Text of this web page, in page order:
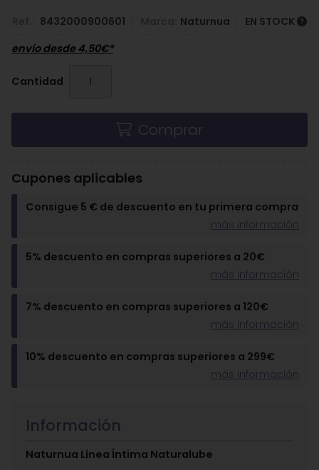
8432000900601 Naturnua
EN STOCK
envío desde4,50€*
Cantidad
Comprar
Cupones aplicables
Consigue 5 € de descuento en tu primera compra
más información
5% descuento en compras superiores a 20€
más información
7% descuento en compras superiores a 120€
más información
10% descuento en compras superiores a 299€
más información
Información
Naturnua Línea Íntima Naturalube